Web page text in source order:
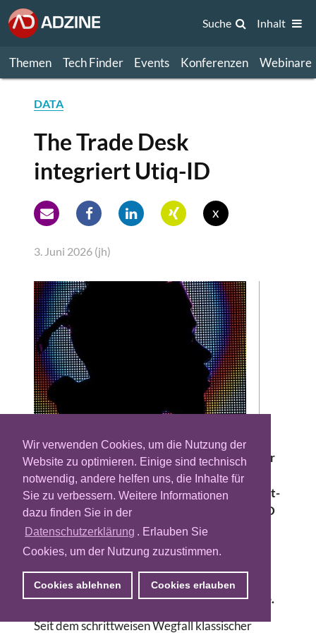
Wir verwenden Cookies, um die Nutzung der
Website zu optimieren. Einige sind technisch
notwendig, andere helfen uns, die Inhalte für
Sie zu verbessern. Weitere Informationen
dazu finden Sie in der
Datenschutzerklärung . Erlauben Sie
Cookies, um der Nutzung zuzustimmen.
Cookies ablehnen Cookies erlauben
Themen Tech Finder Events Konferenzen Webinare
Suche Inhalt
DATA
The Trade Desk
integriert Utiq-ID
x
3. Juni 2026 (jh)
Das kalifornische Adtech-Unternehmen The
Trade Desk baut sein Identity-Angebot in der
EMEA-Region aus und geht dafür eine
Partnerschaft mit dem deutschen Telco-Joint-
Venture Utiq ein. Die Integration der Utiq-ID
soll die Adressierbarkeit von Zielgruppen im
offenen Internet verbessern. Für Utiq
der globalen Demand-Side-Plattform (DSP)
eine enorme Vergrößerung ihrer Reichweite.
Seit dem schrittweisen Wegfall klassischer